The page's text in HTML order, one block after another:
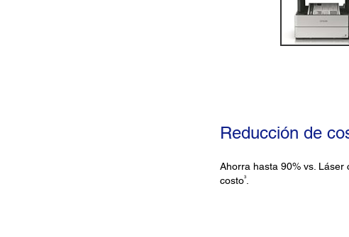
Reducción de
Ahorra hasta 90% vs.
costo3